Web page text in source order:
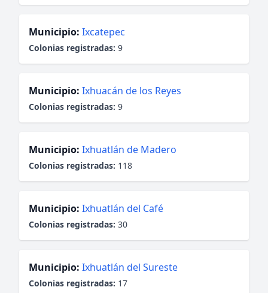
Municipio: Ixcatepec
Colonias registradas: 9
Municipio: Ixhuacán de los Reyes
Colonias registradas: 9
Municipio: Ixhuatlán de Madero
Colonias registradas: 118
Municipio: Ixhuatlán del Café
Colonias registradas: 30
Municipio: Ixhuatlán del Sureste
Colonias registradas: 17